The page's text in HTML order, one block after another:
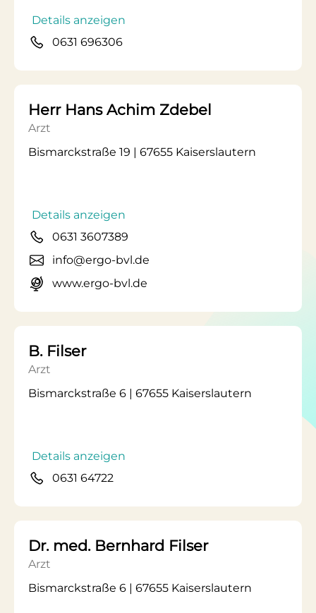
Details anzeigen
0631 696306
Herr Hans Achim Zdebel
Arzt
Bismarckstraße 19 | 67655 Kaiserslautern
Details anzeigen
0631 3607389
info@ergo-bvl.de
www.ergo-bvl.de
B. Filser
Arzt
Bismarckstraße 6 | 67655 Kaiserslautern
Details anzeigen
0631 64722
Dr. med. Bernhard Filser
Arzt
Bismarckstraße 6 | 67655 Kaiserslautern